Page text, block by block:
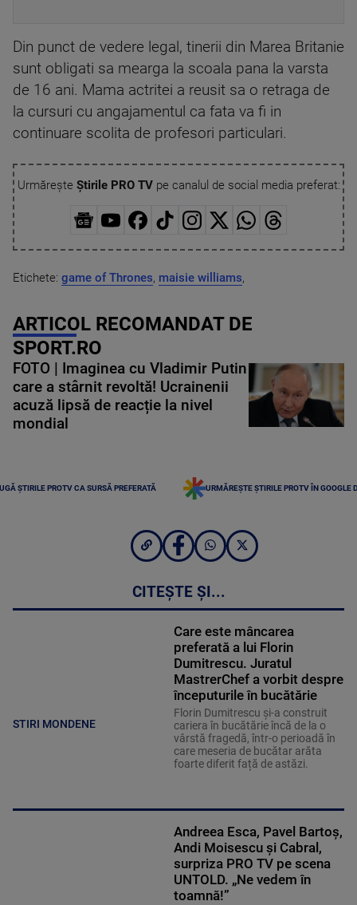
Din punct de vedere legal, tinerii din Marea Britanie
sunt obligati sa mearga la scoala pana la varsta
de 16 ani. Mama actritei a reusit sa o retraga de
la cursuri cu angajamentul ca fata va fi in
continuare scolita de profesori particulari.
Urmărește Știrile PRO TVpe canalul de social media preferat:
Etichete: game of Thrones, maisie williams,
ARTICOL RECOMANDAT DE
SPORT.RO
FOTO | Imaginea cu Vladimir Putin
care a stârnit revoltă! Ucrainenii
acuză lipsă de reacție la nivel
mondial
ȘTIRILE PROTV CA SURSĂ PREFERATĂ URMĂREȘTE ȘTIRILE PROTV ÎN GOOGLE
CITEȘTE ȘI...
STIRI MONDENE
Care este mâncarea
preferată a lui Florin
Dumitrescu. Juratul
MastrerChef a vorbit despre
începuturile în bucătărie
Florin Dumitrescu și-a construit
cariera în bucătărie încă de la o
vârstă fragedă, într-o perioadă în
care meseria de bucătar arăta
foarte diferit față de astăzi.
Andreea Esca, Pavel Bartoș,
Andi Moisescu și Cabral,
surpriza PRO TV pe scena
UNTOLD. „Ne vedem în
toamnă!”